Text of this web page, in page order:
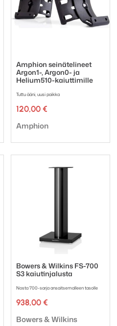
€.
€.
Amphion seinätelineet
Argon1-, Argon0- ja
Helium510-kaiuttimille
Tuttu ääni, uusi paikka
120,00 €
Tuotemerkki:
Amphion
Bowers & Wilkins FS-700
S3 kaiutinjalusta
Nosta 700-sarja ansaitsemalleen tasolle
938,00 €
Tuotemerkki:
Bowers & Wilkins